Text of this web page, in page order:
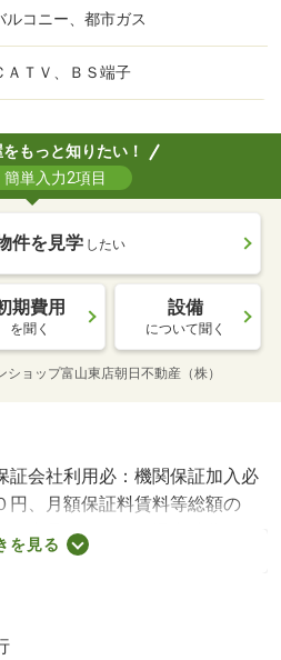
ルコニー、都市ガス
ＡＴＶ、ＢＳ端子
もっと知りたい！
単入力2項目
件を見学 したい
期費用
を聞く
設備
について聞く
ショップ富山東店朝日不動産（株）
証会社利用必：機関保証加入必
円、月額保証料賃料等総額の
他商品あり）／［退去時費用
失等別途実費］ルームクリー
：株式会社イントラスト／
エアコン／フローリング／シ
を見る